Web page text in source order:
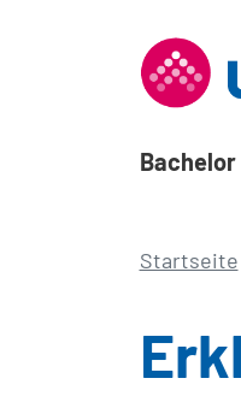
Bachelor
Startseite